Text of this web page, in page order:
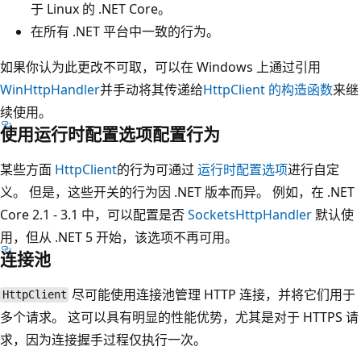
于 Linux 的 .NET Core。
在所有 .NET 平台中一致的行为。
如果你认为此更改不可取，可以在 Windows 上通过引用
WinHttpHandler并手动将其传递给HttpClient 的构造函数来继
续使用。
使用运行时配置选项配置行为
某些方面 HttpClient的行为可通过 运行时配置选项进行自定
义。 但是，这些开关的行为因 .NET 版本而异。 例如，在 .NET
Core 2.1 - 3.1 中，可以配置是否 SocketsHttpHandler 默认使
用，但从 .NET 5 开始，该选项不再可用。
连接池
HttpClient 尽可能使用连接池管理 HTTP 连接，并将它们用于
多个请求。 这可以具有明显的性能优势，尤其是对于 HTTPS 请
求，因为连接握手过程仅执行一次。